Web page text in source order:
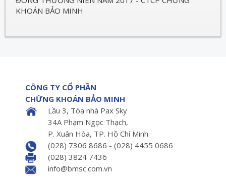
KHOÁN BẢO MINH
CÔNG TY CỔ PHẦN
CHỨNG KHOÁN BẢO MINH
Lầu 3, Tòa nhà Pax Sky
34A Phạm Ngọc Thạch,
P. Xuân Hòa, TP. Hồ Chí Minh
(028) 7306 8686 - (028) 4455 0686
(028) 3824 7436
info@bmsc.com.vn